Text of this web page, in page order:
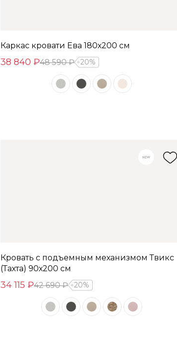
Каркас кровати Ева 180х200 см
38 840 ₽48 590 ₽ 20%
Кровать с подъемным механизмом Твикс
(Тахта) 90х200 см
34 115 ₽42 690 ₽ 20%